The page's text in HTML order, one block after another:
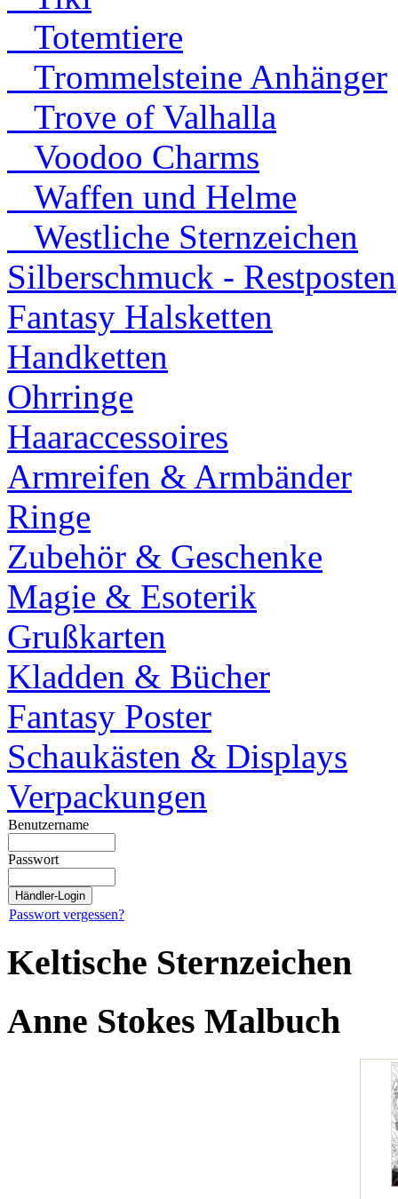
Totemtiere
Trommelsteine Anhänger
Trove of Valhalla
Voodoo Charms
Waffen und Helme
Westliche Sternzeichen
Silberschmuck - Restposten
Fantasy Halsketten
Handketten
Ohrringe
Haaraccessoires
Armreifen & Armbänder
Ringe
Zubehör & Geschenke
Magie & Esoterik
Grußkarten
Kladden & Bücher
Fantasy Poster
Schaukästen & Displays
Verpackungen
Benutzername
Passwort
Passwort vergessen?
Keltische Sternzeichen
Anne Stokes Malbuch